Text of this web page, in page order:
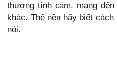
thương tình cảm, mang
khác. Thế nên hãy biết
nói.